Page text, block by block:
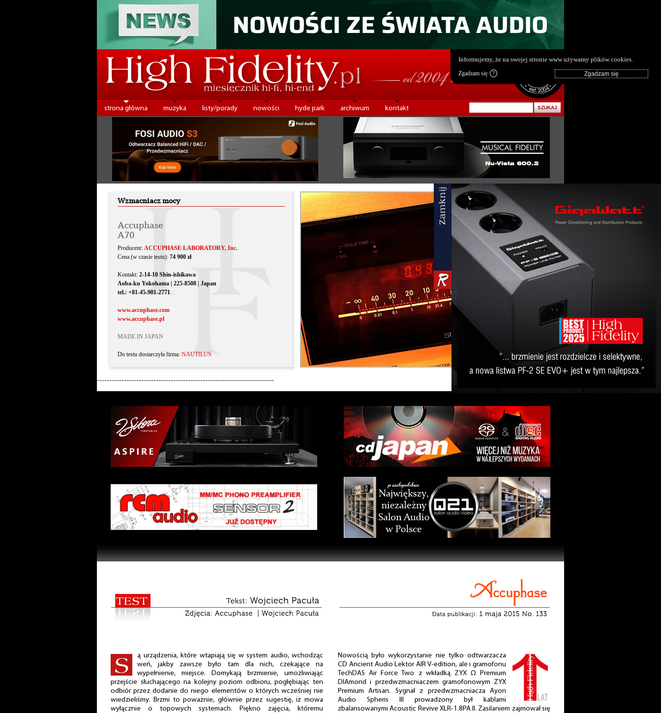
strona główna muzyka listy/porady nowości hyde park archiwum kontakt
Wzmacniacz mocy
Accuphase
A70
Producent: ACCUPHASE LABORATORY, Inc.
Cena (w czasie testu): 74 900 zł
Kontakt: 2-14-10 Shin-ishikawa
Aoba-ku Yokohama | 225-8508 | Japan
tel.: +81-45-901-2771
www.accuphase.com
www.accuphase.pl
MADE IN JAPAN
Do testu dostarczyła firma: NAUTILUS
------------------------------------------------------------------------
ą urządzenia, które wtapiają się w system audio, wchodząc
weń, jakby zawsze było tam dla nich, czekające na
wypełnienie, miejsce. Domykają brzmienie, umożliwiając
przejście słuchającego na kolejny poziom odbioru, pogłębiając ten
odbiór przez dodanie do niego elementów o których wcześniej nie
wiedzieliśmy. Brzmi to poważnie, głównie przez sugestię, iż mowa
wyłącznie o topowych systemach. Piękno zajęcia, któremu
Nowością było wykorzystanie nie tylko odtwarzacza
CD Ancient Audio Lektor AIR V-edition, ale i gramofonu
TechDAS Air Force Two z wkładką ZYX Ω Premium
DIAmond i przedwzmacniaczem gramofonowym ZYX
Premium Artisan. Sygnał z przedwzmacniacza Ayon
Audio Spheris III prowadzony był kablami
zbalansowanymi Acoustic Revive XLR-1.8PA II. Zasilaniem zajmował się
Informujemy, że na swojej stronie www używamy plików cookies.
Zgadzam się ?